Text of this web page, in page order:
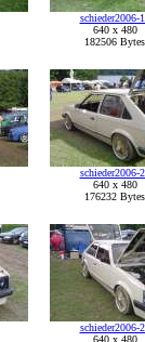
schieder2006-
640 x 480
182506 Bytes
schieder2006-
640 x 480
176232 Bytes
schieder2006-